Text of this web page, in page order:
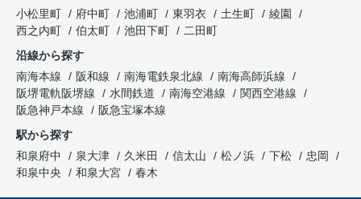
小松里町
府中町 池浦町 東羽衣 土生町
綾園
西之内町
伯太町 池田下町
二田町
沿線から探す
南海本線
阪和線 南海電鉄泉北線
南海高師浜線
阪堺電軌阪堺線
水間鉄道 南海空港線
関西空港線
阪急神戸本線
阪急宝塚本線
駅から探す
和泉府中
泉大津 久米田 信太山 松ノ浜 下松
忠岡
和泉中央
和泉大宮 春木